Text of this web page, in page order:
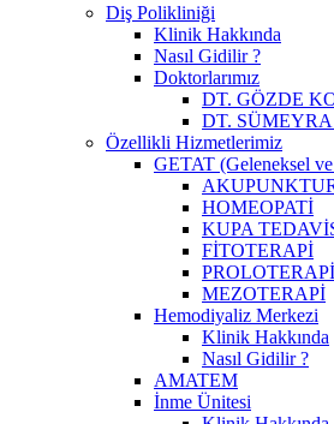
Diş Polikliniği
Klinik Hakkında
Nasıl Gidilir ?
Doktorlarımız
DT. GÖZDE
DT.
Özellikli Hizmetlerimiz
GETAT (Geleneksel
HOMEOPATİ
KUPA
FİTOTERAPİ
PROLOTERAPİ
MEZOTERAPİ
Hemodiyaliz Merkezi
Klinik Hakkında
Nasıl Gidilir ?
AMATEM
İnme Ünitesi